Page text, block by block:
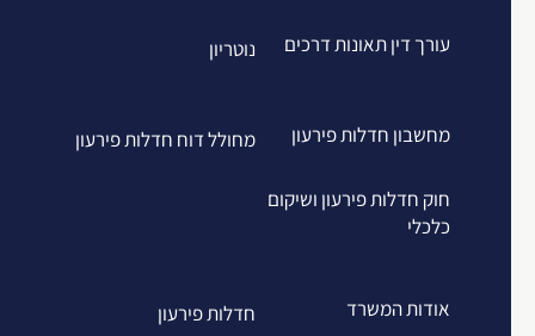
עורך דין תאונות דרכים נוטריון
מחשבון חדלות פירעון מחולל דוח חדלות פירעון
חוק חדלות פירעון ושיקום
כלכלי
אודות המשרד חדלות פירעון